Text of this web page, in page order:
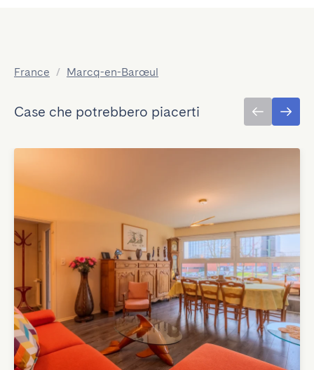
France / Marcq-en-Barœul
Case che potrebbero piacerti